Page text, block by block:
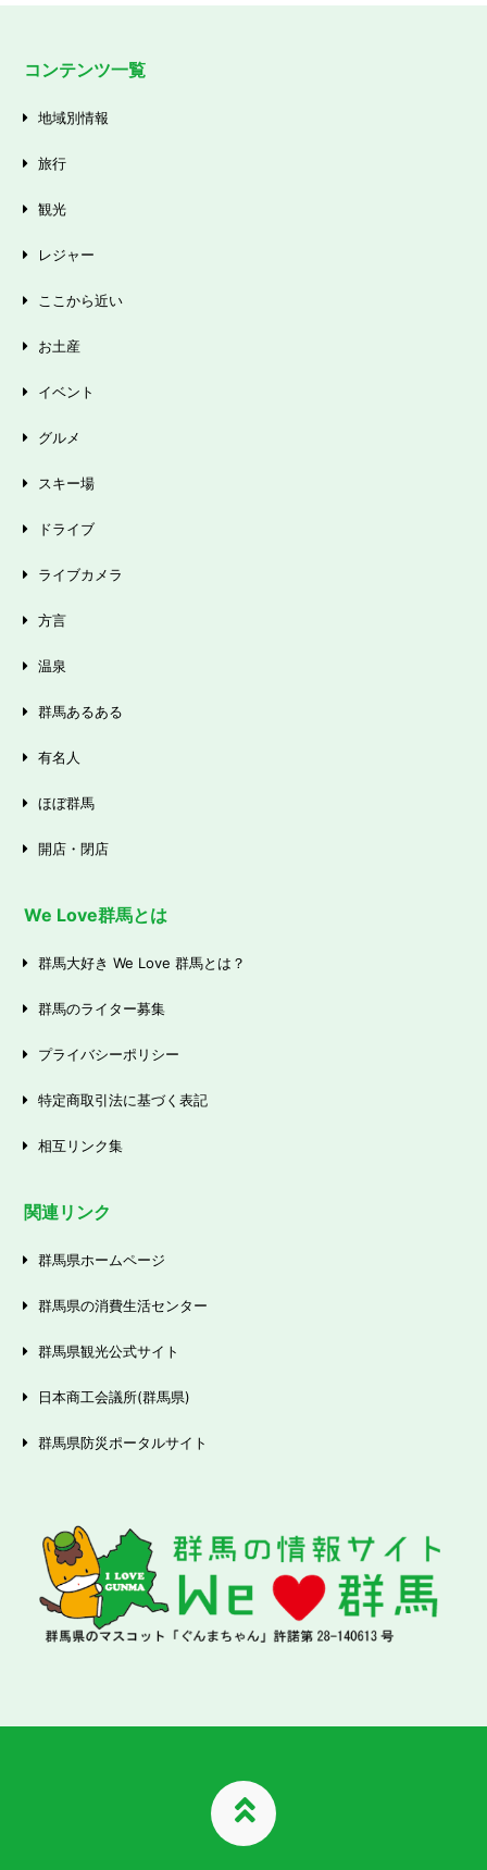
コンテンツ一覧
地域別情報
旅行
観光
レジャー
ここから近い
お土産
イベント
グルメ
スキー場
ドライブ
ライブカメラ
方言
温泉
群馬あるある
有名人
ほぼ群馬
開店・閉店
We Love群馬とは
群馬大好き We Love 群馬とは？
群馬のライター募集
プライバシーポリシー
特定商取引法に基づく表記
相互リンク集
関連リンク
群馬県ホームページ
群馬県の消費生活センター
群馬県観光公式サイト
日本商工会議所(群馬県)
群馬県防災ポータルサイト